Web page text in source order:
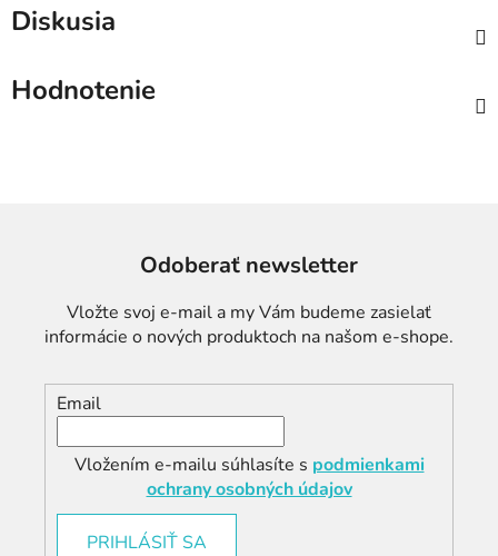
Diskusia
Hodnotenie
Odoberať newsletter
Vložte svoj e-mail a my Vám budeme zasielať
informácie o nových produktoch na našom e-shope.
Email
Vložením e-mailu súhlasíte s podmienkami
ochrany osobných údajov
PRIHLÁSIŤ SA